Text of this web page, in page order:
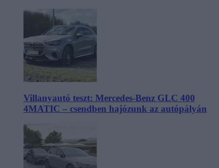
Villanyautó teszt: Mercedes-Benz GLC 400
4MATIC – csendben hajózunk az autópályán